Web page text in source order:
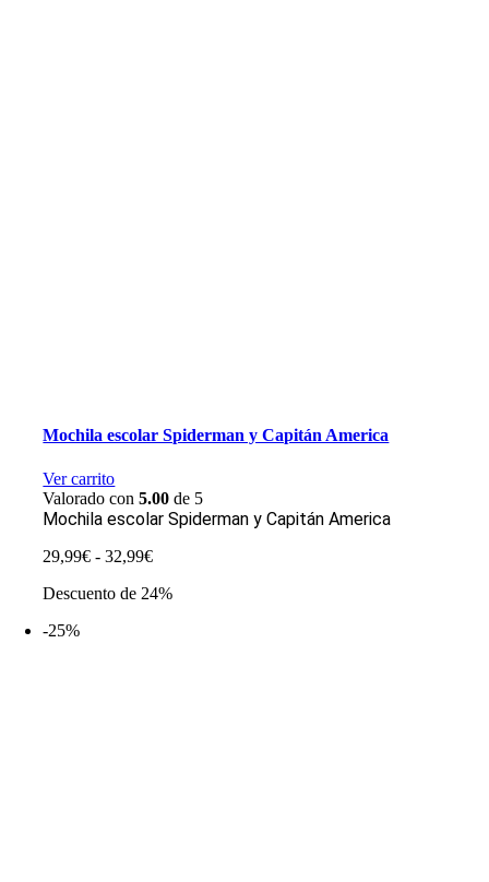
Mochila escolar Spiderman y Capitán America
Ver carrito
Valorado con5.00 de 5
Mochila escolar Spiderman y Capitán America
29,99€ - 32,99€Rango
precios:
Descuento de 24%
-25%